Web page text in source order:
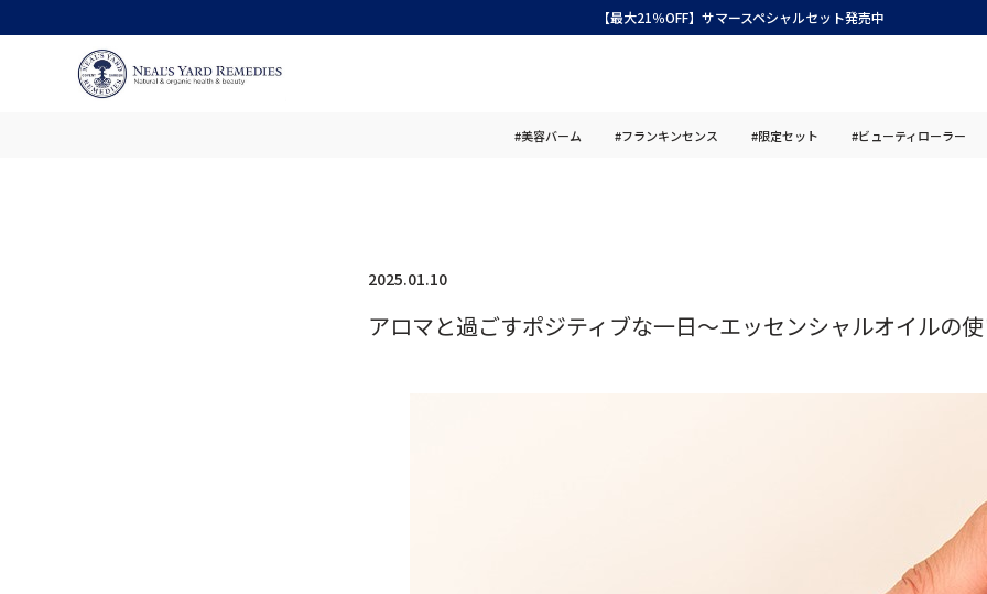
【最大21％OFF】サマースペシャルセット発売中
#美容バーム #フランキンセンス #限定セット #ビューティローラー
2025.01.10
アロマと過ごすポジティブな一日～エッセンシャルオイルの